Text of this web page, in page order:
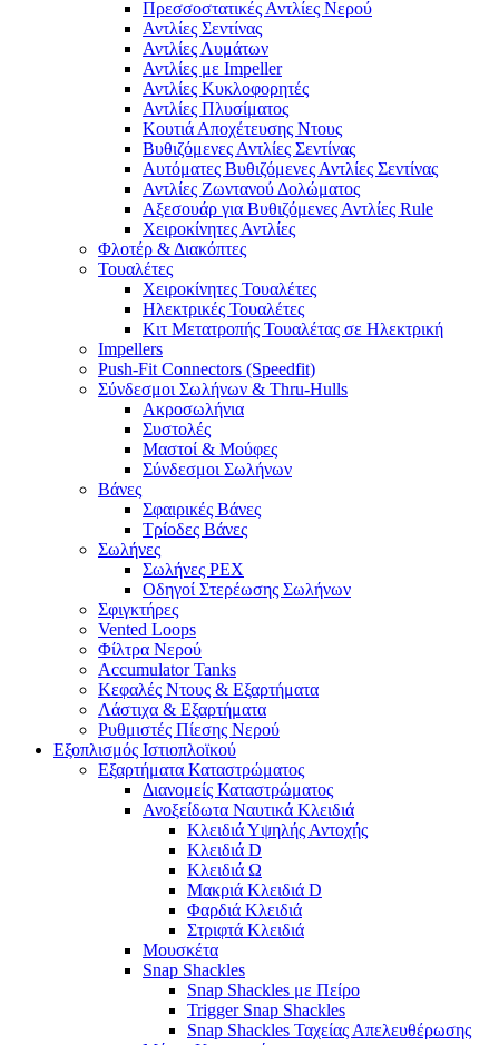
Πρεσσοστατικές Αντλίες Νερού
Αντλίες Σεντίνας
Αντλίες Λυμάτων
Αντλίες με Impeller
Αντλίες Κυκλοφορητές
Αντλίες Πλυσίματος
Κουτιά Αποχέτευσης Ντους
Βυθιζόμενες Αντλίες Σεντίνας
Αυτόματες Βυθιζόμενες Αντλίες Σεντίνας
Αντλίες Ζωντανού Δολώματος
Αξεσουάρ για Βυθιζόμενες Αντλίες Rule
Χειροκίνητες Αντλίες
Φλοτέρ & Διακόπτες
Τουαλέτες
Χειροκίνητες Τουαλέτες
Ηλεκτρικές Τουαλέτες
Κιτ Μετατροπής Τουαλέτας σε Ηλεκτρική
Impellers
Push-Fit Connectors (Speedfit)
Σύνδεσμοι Σωλήνων & Thru-Hulls
Ακροσωλήνια
Συστολές
Μαστοί & Μούφες
Σύνδεσμοι Σωλήνων
Βάνες
Σφαιρικές Βάνες
Τρίοδες Βάνες
Σωλήνες
Σωλήνες PEX
Οδηγοί Στερέωσης Σωλήνων
Σφιγκτήρες
Vented Loops
Φίλτρα Νερού
Accumulator Tanks
Κεφαλές Ντους & Εξαρτήματα
Λάστιχα & Εξαρτήματα
Ρυθμιστές Πίεσης Νερού
Εξοπλισμός Ιστιοπλοϊκού
Εξαρτήματα Καταστρώματος
Διανομείς Καταστρώματος
Ανοξείδωτα Ναυτικά Κλειδιά
Κλειδιά Υψηλής Αντοχής
Κλειδιά D
Κλειδιά Ω
Μακριά Κλειδιά D
Φαρδιά Κλειδιά
Στριφτά Κλειδιά
Μουσκέτα
Snap Shackles
Snap Shackles με Πείρο
Trigger Snap Shackles
Snap Shackles Ταχείας Απελευθέρωσης